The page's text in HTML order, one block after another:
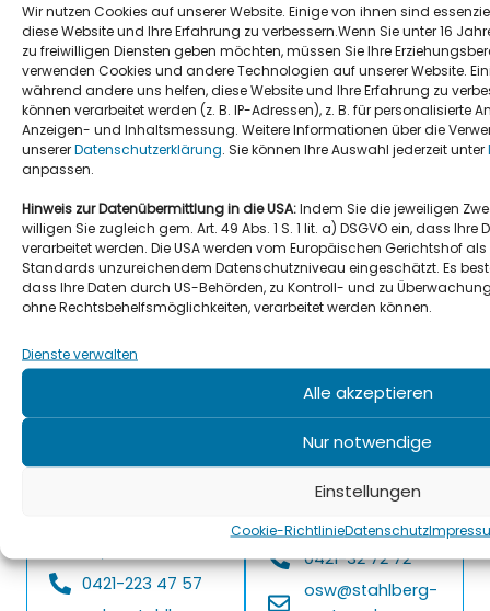
Wir nutzen Cookies auf unserer Website. Einige von ihnen sind
diese Website und Ihre Erfahrung zu verbessern.Wenn Sie unter 16
zu freiwilligen Diensten geben möchten, müssen Sie Ihre
verwenden Cookies und andere Technologien auf unserer Website.
während andere uns helfen, diese Website und Ihre Erfahrung zu
können verarbeitet werden (z. B. IP-Adressen), z. B. für personalisierte
Anzeigen- und Inhaltsmessung. Weitere Informationen über die
unsererDatenschutzerklärung . Sie können Ihre Auswahl jederzeit unter
anpassen.
Hinweis zur Datenübermittlung in die USA:Indem Sie die jeweiligen
willigen Sie zugleich gem. Art. 49 Abs. 1 S. 1 lit. a) DSGVO ein, dass
verarbeitet werden. Die USA werden vom Europäischen Gerichtshof
Standards unzureichendem Datenschutzniveau eingeschätzt. Es
dass Ihre Daten durch US-Behörden, zu Kontroll- und zu
ohne Rechtsbehelfsmöglichkeiten, verarbeitet werden können.
Dienste verwalten
Alle akzeptieren
Nur notwendige
Einstellungen
Cookie-RichtlinieDatenschutz
Praxis City Gate
Unsere
Zahnarztpraxis im
City GateBremen
bietet Ihnen moderne
zentraler Lage, direkt
am Hauptbahnhof.
Mit modernster
Medizintechnik und
einem erfahrenen
Ihre Zahngesundheit
und perfekt
0421-223 47 57
Praxis Ostertor
ImOstertorBremen
erwartet Sie unsere
Zahnarztpraxismit
Behandlungsangebo
ten. Zentral gelegen
und leicht erreichbar,
kümmern wir uns um
Ihre Zahngesundheit
– herzlich und
professionell.
Praxis Ostertor
62-64, 28203
Bremen
0421-32 72 72
osw@stahlberg-